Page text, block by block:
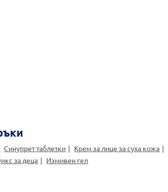
Синупрет таблетки Крем за лице за суха кожа
за деца Измивен гел